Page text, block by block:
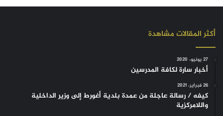
أكثر المقالات مشاهدة
27 يونيو، 2020
أخبار سارة لكافة المدرسين
26 فبراير، 2021
كيفه / رسالة عاجلة من عمدة بلدية أغورط إلى وزير الداخلية
واللامركزية